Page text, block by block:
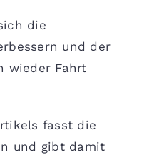
die
und der
wieder Fahrt
fasst die
und gibt damit